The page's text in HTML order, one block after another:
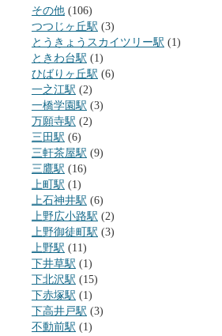
その他 (106)
つつじヶ丘駅 (3)
とうきょうスカイツリー駅 (1)
ときわ台駅 (1)
ひばりヶ丘駅 (6)
一之江駅 (2)
一橋学園駅 (3)
万願寺駅 (2)
三田駅 (6)
三軒茶屋駅 (9)
三鷹駅 (16)
上町駅 (1)
上石神井駅 (6)
上野広小路駅 (2)
上野御徒町駅 (3)
上野駅 (11)
下井草駅 (1)
下北沢駅 (15)
下赤塚駅 (1)
下高井戸駅 (3)
不動前駅 (1)